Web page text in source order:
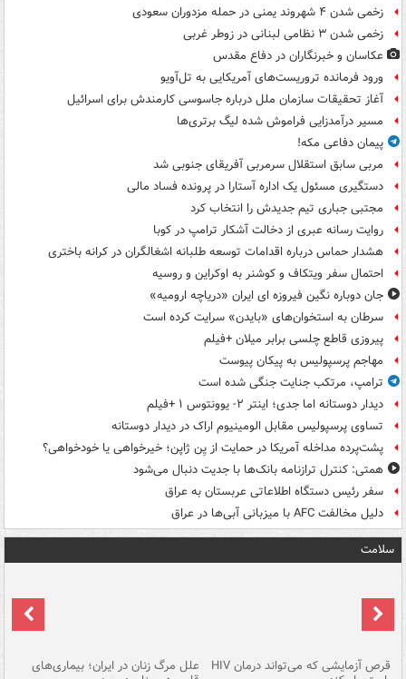
زخمی شدن ۴ شهروند یمنی در حمله مزدوران سعودی
زخمی شدن ۳ نظامی لبنانی در زوطر غربی
عکاسان و خبرنگاران در دفاع مقدس
ورود فرمانده تروریست‌های آمریکایی به تل‌آویو
آغاز تحقیقات سازمان ملل درباره جاسوسی کارمندش برای اسرائیل
مسیر درآمدزایی فراموش شده لیگ برتری‌ها
پیمان دفاعی مکه!
مربی سابق استقلال سرمربی آفریقای جنوبی شد
دستگیری مسئول یک اداره آستارا در پرونده فساد مالی
مجتبی جباری تیم جدیدش را انتخاب کرد
روایت رسانه عبری از دخالت آشکار ترامپ در کوبا
هشدار حماس درباره اقدامات توسعه طلبانه اشغالگران در کرانه باختری
احتمال سفر ویتکاف و کوشنر به اوکراین و روسیه
جان دوباره نگین فیروزه ای ایران «دریاچه ارومیه»
سرطان به استخوان‌های «بایدن» سرایت کرده است
پیروزی قاطع چلسی برابر میلان +فیلم
مهاجم پرسپولیس به پیکان پیوست
ترامپ، مرتکب جنایت جنگی شده است
دیدار دوستانه اما جدی؛ اینتر ۲- یوونتوس ۱ +فیلم
تساوی پرسپولیس مقابل الومینیوم اراک در دیدار دوستانه
پشت‌پرده مداخله آمریکا در حمایت از یِن ژاپن؛ خیرخواهی یا خودخواهی؟
همتی: کنترل ترازنامه بانک‌ها با جدیت دنبال می‌شود
سفر رئیس دستگاه اطلاعاتی عربستان به عراق
دلیل مخالفت AFC با میزبانی آبی‌ها در عراق
سلامت
قرص آزمایشی که می‌تواند درمان HIV علل مرگ زنان در ایران؛ بیماری‌های